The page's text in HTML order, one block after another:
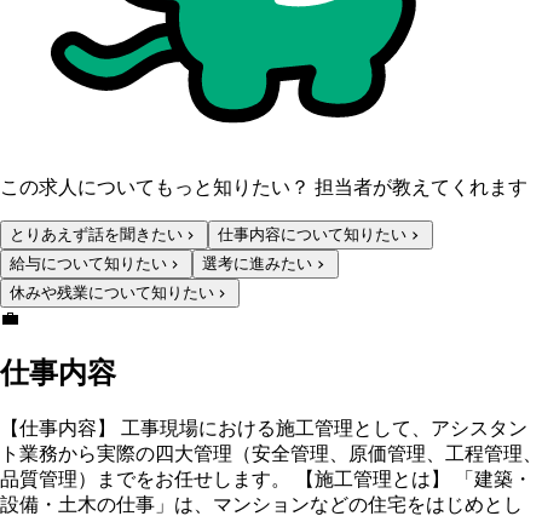
この求人についてもっと知りたい？ 担当者が教えてくれます
とりあえず話を聞きたい
仕事内容について知りたい
給与について知りたい
選考に進みたい
休みや残業について知りたい
💼
仕事内容
【仕事内容】 工事現場における施工管理として、アシスタン
ト業務から実際の四大管理（安全管理、原価管理、工程管理、
品質管理）までをお任せします。 【施工管理とは】 「建築・
設備・土木の仕事」は、マンションなどの住宅をはじめとし